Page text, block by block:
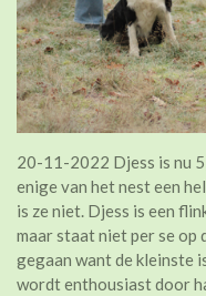
20-11-2022 Djess is nu
enige van het nest een
is ze niet. Djess is een
maar staat niet per se op
gegaan want de kleinste
wordt enthousiast door